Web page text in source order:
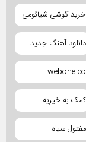
خرید گوشی شیائومی
دانلود آهنگ جدید
webone.co
کمک به خیریه
مفتول سیاه